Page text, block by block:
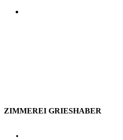
ZIMMEREI GRIESHABER